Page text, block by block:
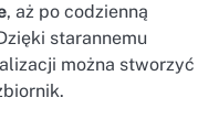
, aż po codzienną
starannemu
można stworzyć